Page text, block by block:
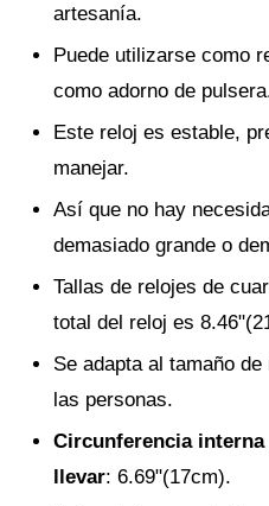
artesanía.
Puede utilizarse como
como adorno de
Este reloj es estable,
manejar.
Así que no hay
demasiado grande o
Tallas de relojes de
total del reloj es
Se adapta al tamaño
las personas.
Circunferencia interna
llevar: 6.69"(17cm).